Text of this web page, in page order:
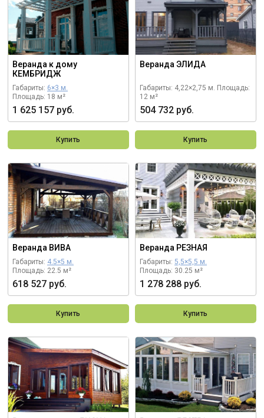
Веранда к дому
КЕМБРИДЖ
Габариты: 6×3 м.
Площадь: 18 м²
1 625 157 руб.
Купить
Веранда ЭЛИДА
Габариты: 4,22×2,75 м. Площадь:
12 м²
504 732 руб.
Купить
Веранда ВИВА
Габариты: 4.5×5 м.
Площадь: 22.5 м²
618 527 руб.
Купить
Веранда РЕЗНАЯ
Габариты: 5,5×5,5 м.
Площадь: 30.25 м²
1 278 288 руб.
Купить